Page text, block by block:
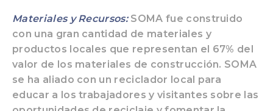
Materiales y Recursos: SOMA fue construido
con una gran cantidad de materiales y
productos locales que representan el 67% del
valor de los materiales de construcción. SOMA
se ha aliado con un reciclador local para
educar a los trabajadores y visitantes sobre las